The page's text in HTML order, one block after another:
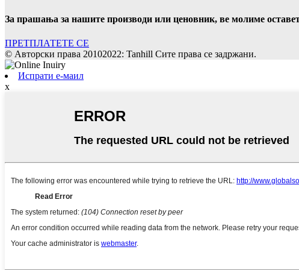
За прашања за нашите производи или ценовник, ве молиме
ПРЕТПЛАТЕТЕ СЕ
© Авторски права 20102022: Tanhill Сите права се задржани.
Испрати е-маил
x